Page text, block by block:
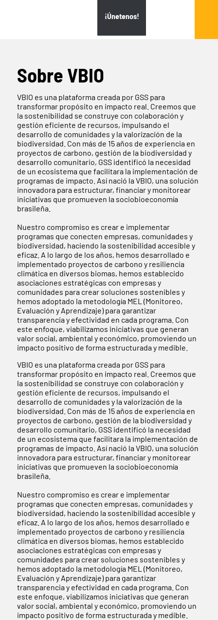
¡Únetenos!
Sobre VBIO
VBIO es una plataforma creada por GSS para
transformar propósito en impacto real. Creemos que
la sostenibilidad se construye con colaboración y
gestión eficiente de recursos, impulsando el
desarrollo de comunidades y la valorización de la
biodiversidad. Con más de 15 años de experiencia en
proyectos de carbono, gestión de la biodiversidad y
desarrollo comunitario, GSS identificó la necesidad
de un ecosistema que facilitara la implementación de
programas de impacto. Así nació la VBIO, una solución
innovadora para estructurar, financiar y monitorear
iniciativas que promueven la sociobioeconomía
brasileña.
Nuestro compromiso es crear e implementar
programas que conecten empresas, comunidades y
biodiversidad, haciendo la sostenibilidad accesible y
eficaz. A lo largo de los años, hemos desarrollado e
implementado proyectos de carbono y resiliencia
climática en diversos biomas, hemos establecido
asociaciones estratégicas con empresas y
comunidades para crear soluciones sostenibles y
hemos adoptado la metodología MEL (Monitoreo,
Evaluación y Aprendizaje) para garantizar
transparencia y efectividad en cada programa. Con
este enfoque, viabilizamos iniciativas que generan
valor social, ambiental y económico, promoviendo un
impacto positivo de forma estructurada y medible.
VBIO es una plataforma creada por GSS para
transformar propósito en impacto real. Creemos que
la sostenibilidad se construye con colaboración y
gestión eficiente de recursos, impulsando el
desarrollo de comunidades y la valorización de la
biodiversidad. Con más de 15 años de experiencia en
proyectos de carbono, gestión de la biodiversidad y
desarrollo comunitario, GSS identificó la necesidad
de un ecosistema que facilitara la implementación de
programas de impacto. Así nació la VBIO, una solución
innovadora para estructurar, financiar y monitorear
iniciativas que promueven la sociobioeconomía
brasileña.
Nuestro compromiso es crear e implementar
programas que conecten empresas, comunidades y
biodiversidad, haciendo la sostenibilidad accesible y
eficaz. A lo largo de los años, hemos desarrollado e
implementado proyectos de carbono y resiliencia
climática en diversos biomas, hemos establecido
asociaciones estratégicas con empresas y
comunidades para crear soluciones sostenibles y
hemos adoptado la metodología MEL (Monitoreo,
Evaluación y Aprendizaje) para garantizar
transparencia y efectividad en cada programa. Con
este enfoque, viabilizamos iniciativas que generan
valor social, ambiental y económico, promoviendo un
impacto positivo de forma estructurada y medible.